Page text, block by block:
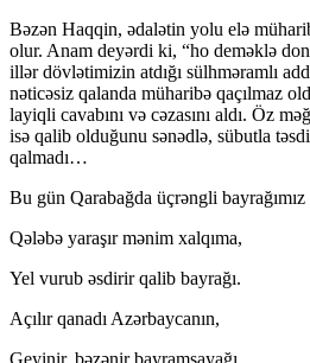
Bəzən Haqqin, ədalətin yolu elə
olur. Anam deyərdi ki, “ho deməklə
illər dövlətimizin atdığı sülhməramlı
nəticəsiz qalanda müharibə qaçılmaz
layiqli cavabını və cəzasını aldı. Öz
isə qalib olduğunu sənədlə, sübutla
qalmadı…
Bu gün Qarabağda üçrəngli
Qələbə yaraşır mənim xalqıma,
Yel vurub əsdirir qalib bayrağı.
Açılır qanadı Azərbaycanın,
Geyinir, bəzənir bayramsayağı…